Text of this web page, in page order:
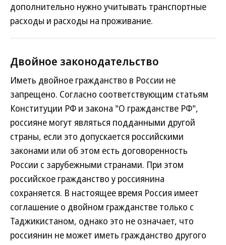
дополнительно нужно учитывать транспортные
расходы и расходы на проживание.
Двойное законодательство
Иметь двойное гражданство в России не
запрещено. Согласно соответствующим статьям
Конституции РФ и закона "О гражданстве РФ",
россияне могут являться подданными другой
страны, если это допускается российскими
законами или об этом есть договоренность
России с зарубежными странами. При этом
российское гражданство у россиянина
сохраняется. В настоящее время Россия имеет
соглашение о двойном гражданстве только с
Таджикистаном, однако это не означает, что
россиянин не может иметь гражданство другого